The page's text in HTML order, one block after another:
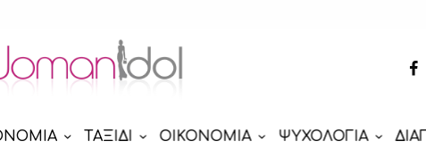
ΤΑΞΙΔΙ ΟΙΚΟΝΟΜΙΑ ΨΥΧΟΛΟΓΙΑ